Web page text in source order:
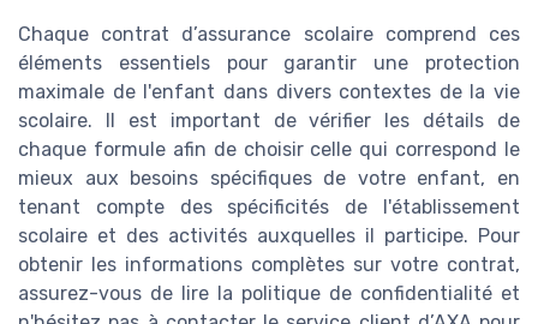
Chaque contrat d’assurance scolaire comprend ces
éléments essentiels pour garantir une protection
maximale de l'enfant dans divers contextes de la vie
scolaire. Il est important de vérifier les détails de
chaque formule afin de choisir celle qui correspond le
mieux aux besoins spécifiques de votre enfant, en
tenant compte des spécificités de l'établissement
scolaire et des activités auxquelles il participe. Pour
obtenir les informations complètes sur votre contrat,
assurez-vous de lire la politique de confidentialité et